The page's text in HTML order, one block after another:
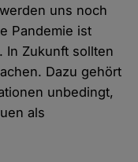
uns noch
Pandemie ist
In Zukunft sollten
Dazu gehört
unbedingt,
als